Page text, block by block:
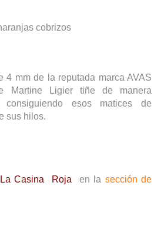
cobrizos
4 mm de la reputada marca AVAS
Martine Ligier tiñe de manera
consiguiendo esos matices de
sus hilos.
La Casina Roja en la sección de